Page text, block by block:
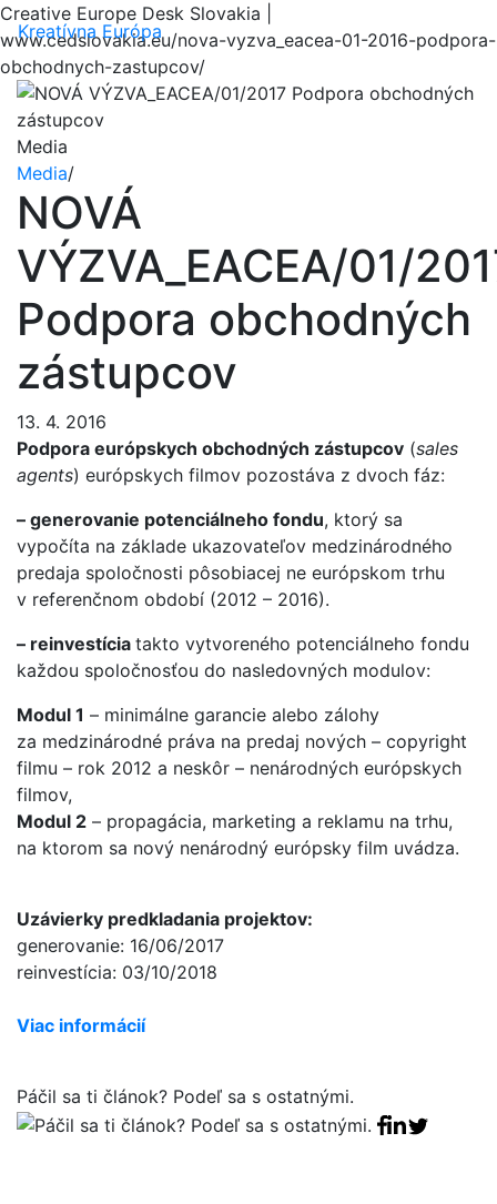
Creative Europe Desk Slovakia |
www.cedslovakia.eu/nova-vyzva_eacea-01-2016-podpora-
obchodnych-zastupcov/
Kreatívna Európa
Media
Media/
NOVÁ
VÝZVA_EACEA/01/
Podpora obchodných
zástupcov
13. 4. 2016
Podpora európskych obchodných zástupcov (sales
agents) európskych filmov pozostáva z dvoch fáz:
– generovanie potenciálneho fondu, ktorý sa
vypočíta na základe ukazovateľov medzinárodného
predaja spoločnosti pôsobiacej ne európskom trhu
v referenčnom období (2012 – 2016).
– reinvestícia takto vytvoreného potenciálneho fondu
každou spoločnosťou do nasledovných modulov:
Modul 1 – minimálne garancie alebo zálohy
za medzinárodné práva na predaj nových – copyright
filmu – rok 2012 a neskôr – nenárodných európskych
filmov,
Modul 2 – propagácia, marketing a reklamu na trhu,
na ktorom sa nový nenárodný európsky film uvádza.
Uzávierky predkladania projektov:
generovanie: 16/06/2017
reinvestícia: 03/10/2018
Viac informácií
Páčil sa ti článok? Podeľ sa s ostatnými.
Facebook
Linkedin
Tweet